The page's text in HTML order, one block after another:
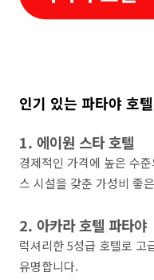
인기 있는 파타야 호
1. 에이원 스타 호텔
경제적인 가격에 높은 수
스 시설을 갖춘 가성비 좋
2. 아카라 호텔 파타야
럭셔리한 5성급 호텔로 고
유명합니다.